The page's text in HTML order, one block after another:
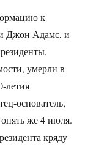
к
Джон Адамс, и
умерли в
летия
основатель,
же 4 июля.
кряду